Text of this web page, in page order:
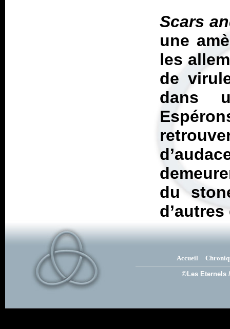
Scars
une
les
de
dans
du
Accueil
©Les Eternels